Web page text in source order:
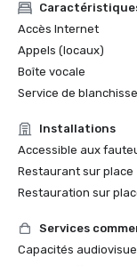
Accès Internet
Appels (locaux)
Boîte vocale
Service de
Installations
Accessible aux
Restaurant sur place
Restauration sur
Services
Capacités